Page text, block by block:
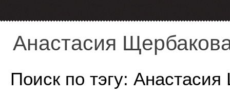
Анастасия
Поиск по тэгу: